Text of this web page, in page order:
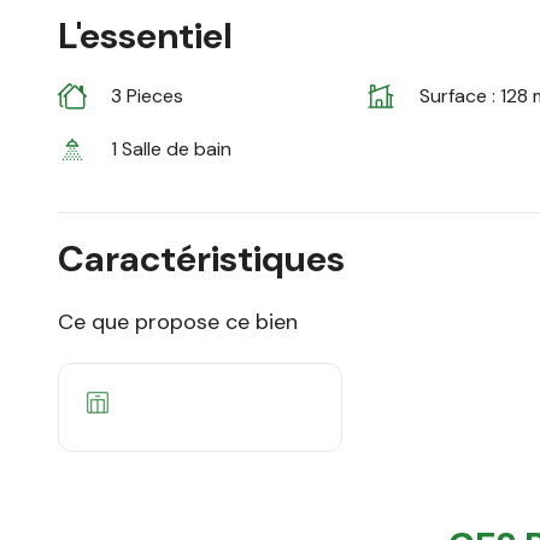
L'essentiel
3 Pieces Surface : 128
1 Salle de bain
Caractéristiques
Ce que propose ce bien